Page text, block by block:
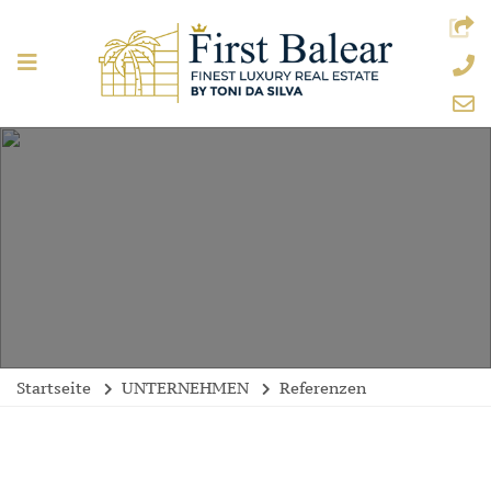
Startseite UNTERNEHMEN Referenzen